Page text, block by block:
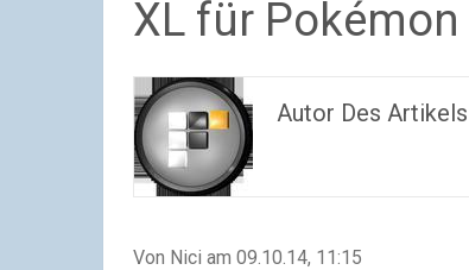
XL für
Autor Des
Von Nici am 09.10.14, 11:15